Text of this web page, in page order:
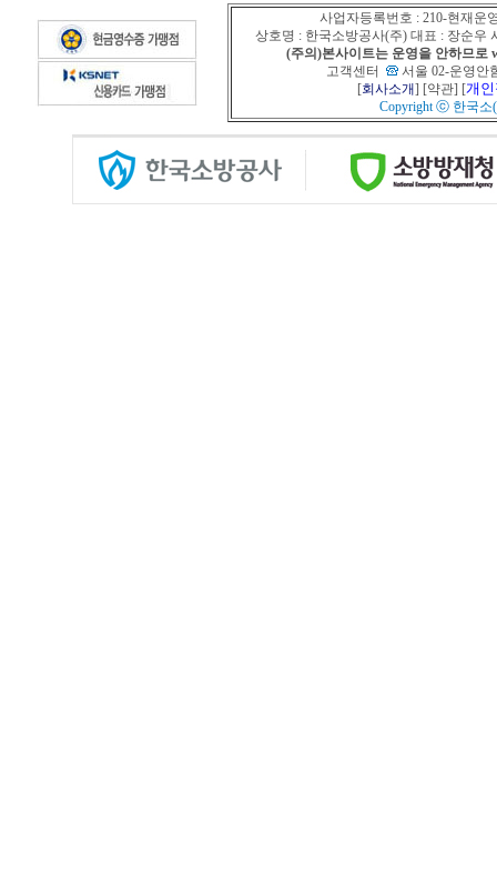
사업자등록번호 : 210-현재운
상호명 : 한국소방공사(주) 대표 : 장순우
(주의)본사이트는 운영을 안하므로
고객센터
서울 02-운영안
[회사소개] [약관] [개
Copyright ⓒ 한국소